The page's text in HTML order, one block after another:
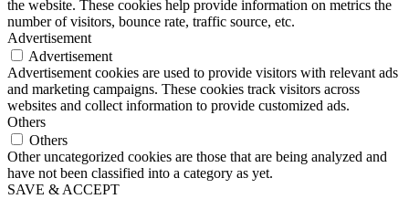
the website. These cookies help provide information on metrics the
number of visitors, bounce rate, traffic source, etc.
Advertisement
Advertisement
Advertisement cookies are used to provide visitors with relevant ads
and marketing campaigns. These cookies track visitors across
websites and collect information to provide customized ads.
Others
Others
Other uncategorized cookies are those that are being analyzed and
have not been classified into a category as yet.
SAVE & ACCEPT